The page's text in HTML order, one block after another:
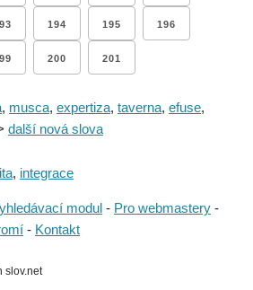
194 195 196
200 201
, musca, expertiza, taverna, efuse,
další nová slova
, integrace
modul - Pro webmastery -
- Kontakt
slov.net